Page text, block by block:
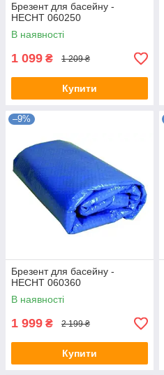
Брезент для басейну -
HECHT 060250
В наявності
1 099 ₴ 1 209 ₴
Купити
–9%
Брезент для басейну -
HECHT 060360
В наявності
1 999 ₴ 2 199 ₴
Купити